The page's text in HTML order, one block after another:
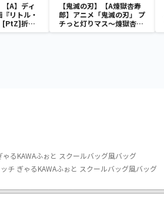
【A】ディ
リトル・
[PtZ]折り
ェアー
【鬼滅の刃】【A煉獄杏寿
郎】アニメ「鬼滅の刃」 プ
チっと灯りマス～煉獄杏寿
郎・胡蝶しのぶ～
るKAWAふぉと スクールバッグ風バッグ
チ ぎゃるKAWAふぉと スクールバッグ風バッグ